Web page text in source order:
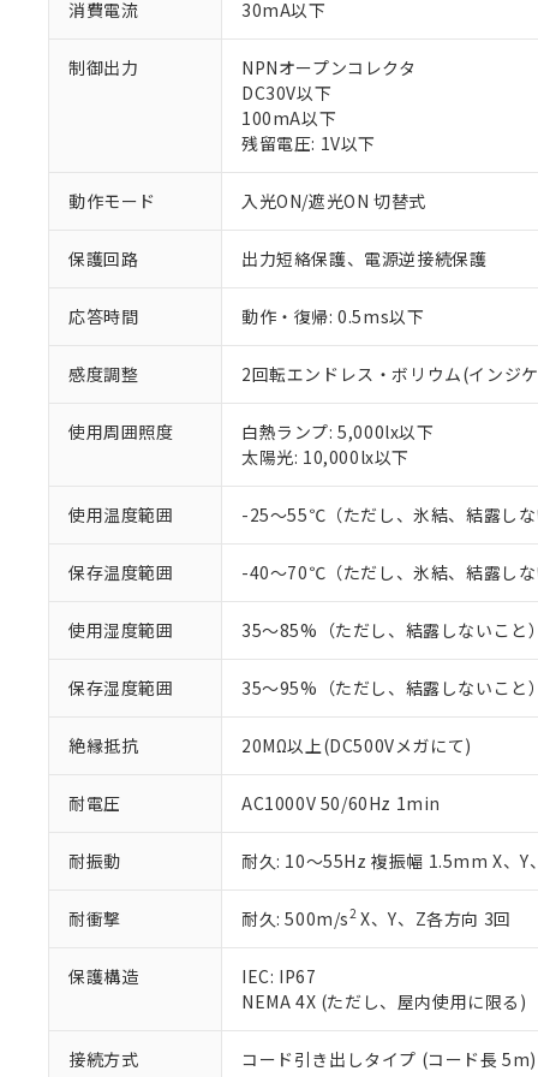
消費電流 30mA以下
制御出力
NPNオープンコレクタ
DC30V以下
100mA以下
残留電圧: 1V以下
動作モード 入光ON/遮光ON 切替式
保護回路 出力短絡保護、電源逆接続保護
応答時間 動作・復帰: 0.5ms以下
感度調整 2回転エンドレス・ボリウム(インジ
使用周囲照度
白熱ランプ: 5,000lx以下
太陽光: 10,000lx以下
使用温度範囲 -25～55℃（ただし、氷結、結露しな
保存温度範囲 -40～70℃（ただし、氷結、結露しな
使用湿度範囲 35～85%（ただし、結露しないこと）
保存湿度範囲 35～95%（ただし、結露しないこと）
絶縁抵抗 20MΩ以上(DC500Vメガにて)
耐電圧 AC1000V 50/60Hz 1min
耐振動 耐久: 10～55Hz 複振幅 1.5mm X、Y
耐衝撃 耐久: 500m/s2X、Y、Z各方向 3回
保護構造
IEC: IP67
NEMA 4X (ただし、屋内使用に限る)
接続方式 コード引き出しタイプ (コード長 5m)
ご利用条件
以下の条件をお読
くものです。
当社制御機
在庫状況お
のであり、
正式な納期
当社販売員に
在庫状況お
す。
マイパーツ
ている必要
お客様が当
※当社の共同
いる法人を
※1 対応状況
対応済み：EU
対応予定：EU
対応予定なし：
調査・確認中：
非該当品：ライセ
仕入先様の事情
*EU RoHS指令（10物質
鉛(Pb) 1000ppm以下、
六価クロム(Cr(Ⅵ))
フタル酸ビス(2-エチル
ル（DBP） 1000ppm
フタル酸エステル類の
※2 対応予定月
部品在庫の切り替
※3 非含有証明
下記の非含有証明
51物質の非含有証
※本証明書は発行
混在することか
既に当社にて対応
り割愛しております
※1 中国
「○」：最大均質
「×」：最大均質
「－」：未確認で
Cr(Ⅵ)(六価クロム) :
DEHP(フタル酸ビス(2-
※2 環境保護使
「10」：通常の使
味します。
「－」：未確認で
などの必要な
当社は規制
ます。
当社は貴社
置等に一切使
たしません。
記
号
説明
○ 一定数
△ 一定数に
－
在庫な
白